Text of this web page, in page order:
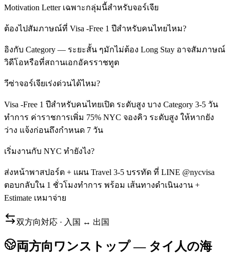
Motivation Letter เฉพาะกลุ่มนี้สำหรับจอร์เจีย
ต้องไปสัมภาษณ์ที่ Visa -Free 1 ปีสำหรับคนไทยไหม?
อิงกับ Category — ระยะสั้น ๆมักไม่ต้อง Long Stay อาจสัมภาษณ์
วิดีโอหรือที่สถานเอกอัครราชทูต
วีซ่าจอร์เจียเร่งด่วนได้ไหม?
Visa -Free 1 ปีสำหรับคนไทยเปิด ระดับสูง บาง Category 3-5 วัน
ทำการ ค่าราชการเพิ่ม 75% NYC จองคิว ระดับสูง ให้หากยัง
ว่าง แจ้งก่อนถึงกำหนด 7 วัน
เริ่มงานกับ NYC ทำยังไง?
ส่งหน้าพาสปอร์ต + แผน Travel 3-5 บรรทัด ที่ LINE @nycvisa
ตอบกลับใน 1 ชั่วโมงทำการ พร้อม เส้นทางดำเนินงาน +
Estimate เหมาจ่าย
双方向対応 · 入国 ↔ 出国
両方向ワンストップ — タイ人の海